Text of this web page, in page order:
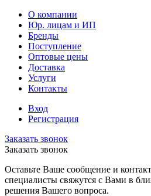
О компании
Юр. лицам и ИП
Бренды
Поступление
Оптовые цены
Доставка
Услуги
Контакты
Вход
Регистрация
Заказать звонок
Заказать звонок
Оставьте Ваше сообщение и
специалисты свяжутся с Вами в
решения Вашего вопроса.